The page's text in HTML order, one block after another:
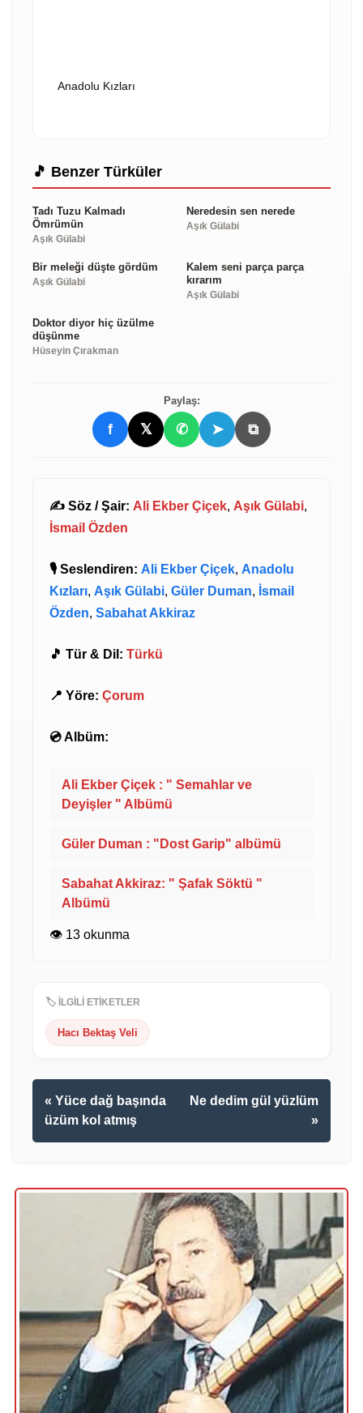
Anadolu Kızları
🎵 Benzer Türküler
Tadı Tuzu Kalmadı
Ömrümün
Aşık Gülabi
Neredesin sen nerede
Aşık Gülabi
Bir meleği düşte gördüm
Aşık Gülabi
Kalem seni parça parça
kırarım
Aşık Gülabi
Doktor diyor hiç üzülme
düşünme
Hüseyin Çırakman
Paylaş:
f 𝕏 ✆ ➤ ⧉
✍️ Söz / Şair: Ali Ekber Çiçek, Aşık Gülabi,
İsmail Özden
🎙️ Seslendiren: Ali Ekber Çiçek, Anadolu
Kızları, Aşık Gülabi, Güler Duman, İsmail
Özden, Sabahat Akkiraz
🎵 Tür & Dil: Türkü
📍 Yöre: Çorum
💿 Albüm:
Ali Ekber Çiçek : " Semahlar ve
Deyişler " Albümü
Güler Duman : "Dost Garip" albümü
Sabahat Akkiraz: " Şafak Söktü "
Albümü
👁️ 13 okunma
🏷️ İLGİLİ ETİKETLER
Hacı Bektaş Veli
« Yüce dağ başında
üzüm kol atmış
Ne dedim gül yüzlüm
»